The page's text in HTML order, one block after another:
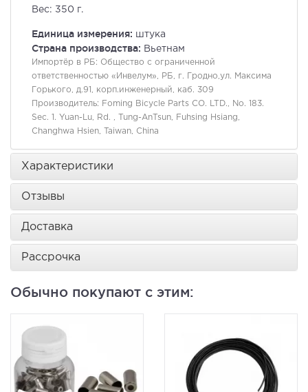
Вес: 350 г.
Единица измерения: штука
Страна производства: Вьетнам
Импортёр в РБ: Общество с ограниченной
ответственностью «Инвелум», РБ, г. Гродно,ул. Максима
Горького, д.91, корп.инженерный, каб. 309
Производитель:
Foming Bicycle Parts CO. LTD., No. 183.
Sec. 1. Yuan-Lu, Rd. , Tung-AnTsun, Fuhsing Hsiang,
Changhwa Hsien, Taiwan, China
Характеристики
Отзывы
Доставка
Рассрочка
Обычно покупают с этим: